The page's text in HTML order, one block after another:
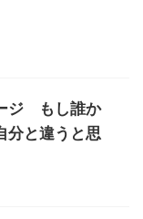
ジ もし誰か
分と違うと思